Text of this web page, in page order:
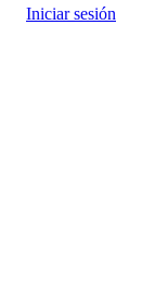
Iniciar sesión